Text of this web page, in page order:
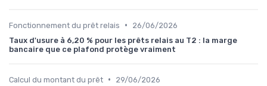
Fonctionnement du prêt relais •
26/06/2026
Taux d'usure à 6,20 % pour les prêts relais au T2 : la marge
bancaire que ce plafond protège vraiment
Calcul du montant du prêt •
29/06/2026